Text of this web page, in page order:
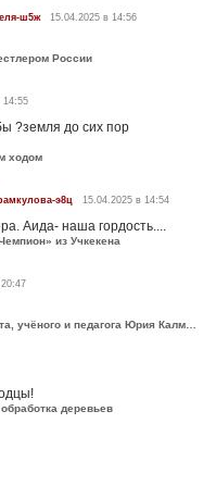
ш5ж 15.04.2025 в 14:56
России
14:55
?земля до сих пор
ходом
э8ц 15.04.2025 в 14:54
Аида- наша гордость....
из Учкекена
В Черкесске чествовали выдающегося юриста, учёного и педагога Юрия Калмыкова
деревьев